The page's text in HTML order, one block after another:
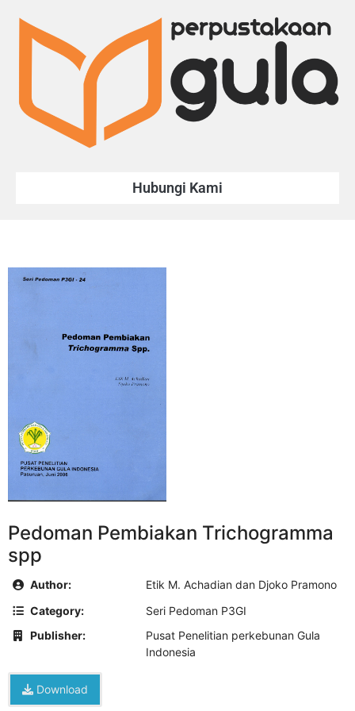
Hubungi Kami
Pedoman Pembiakan Trichogramma
spp
Author:
Etik M. Achadian dan Djoko Pramono
Category:
Seri Pedoman P3GI
Publisher:
Pusat Penelitian perkebunan Gula
Indonesia
Download